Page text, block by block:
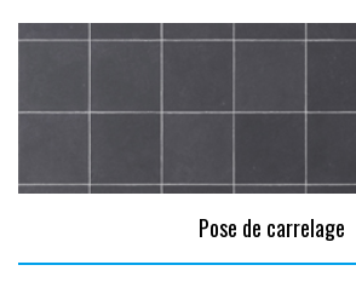
Pose de carrelage